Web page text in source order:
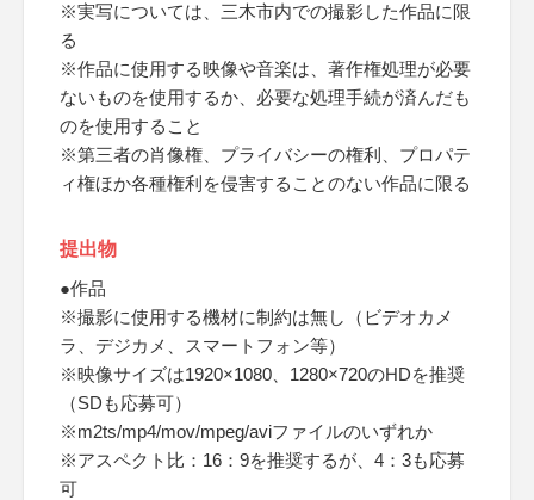
※実写については、三木市内での撮影した作品に限
る
※作品に使用する映像や音楽は、著作権処理が必要
ないものを使用するか、必要な処理手続が済んだも
のを使用すること
※第三者の肖像権、プライバシーの権利、プロパテ
ィ権ほか各種権利を侵害することのない作品に限る
提出物
●作品
※撮影に使用する機材に制約は無し（ビデオカメ
ラ、デジカメ、スマートフォン等）
※映像サイズは1920×1080、1280×720のHDを推奨
（SDも応募可）
※m2ts/mp4/mov/mpeg/aviファイルのいずれか
※アスペクト比：16：9を推奨するが、4：3も応募
可